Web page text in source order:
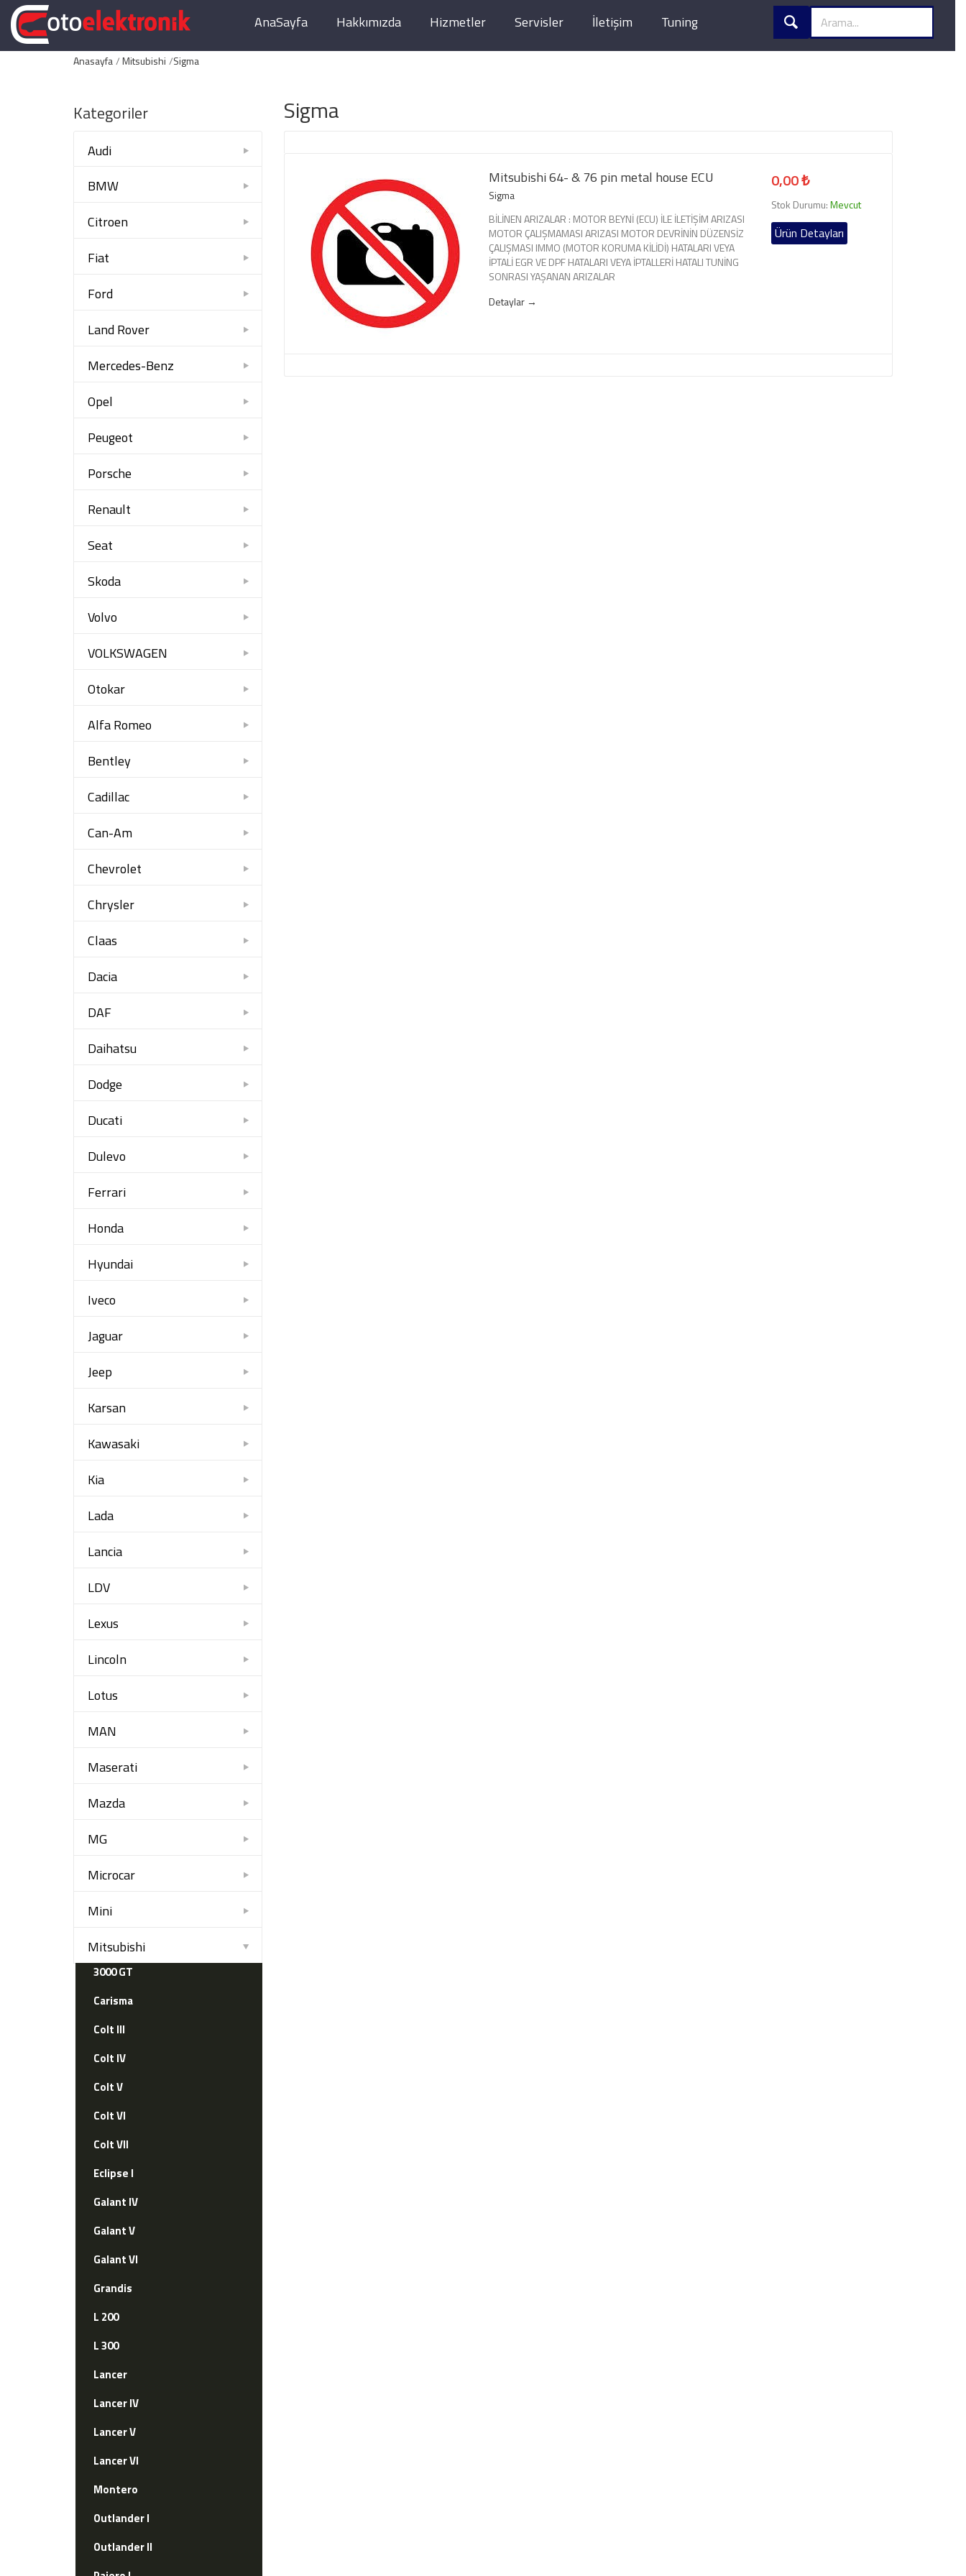
AnaSayfa Hakkımızda Hizmetler Servisler İletişim Tuning
Anasayfa Mitsubishi Sigma
Kategoriler
Audi
BMW
Citroen
Fiat
Ford
Land Rover
Mercedes-Benz
Opel
Peugeot
Porsche
Renault
Seat
Skoda
Volvo
VOLKSWAGEN
Otokar
Alfa Romeo
Bentley
Cadillac
Can-Am
Chevrolet
Chrysler
Claas
Dacia
DAF
Daihatsu
Dodge
Ducati
Dulevo
Ferrari
Honda
Hyundai
Iveco
Jaguar
Jeep
Karsan
Kawasaki
Kia
Lada
Lancia
LDV
Lexus
Lincoln
Lotus
MAN
Maserati
Mazda
MG
Microcar
Mini
Mitsubishi
3000 GT
Carisma
Colt III
Colt IV
Colt V
Colt VI
Colt VII
Eclipse I
Galant IV
Galant V
Galant VI
Grandis
L 200
L 300
Lancer
Lancer IV
Lancer V
Lancer VI
Montero
Outlander I
Outlander II
Sigma
Mitsubishi 64- & 76 pin metal house ECU
Sigma
BİLİNEN ARIZALAR : MOTOR BEYNİ (ECU) İLE İLETİŞİM ARIZASI
MOTOR ÇALIŞMAMASI ARIZASI MOTOR DEVRİNİN DÜZENSİZ
ÇALIŞMASI IMMO (MOTOR KORUMA KİLİDİ) HATALARI VEYA
İPTALİ EGR VE DPF HATALARI VEYA İPTALLERİ HATALI TUNİNG
SONRASI YAŞANAN ARIZALAR
Detaylar →
0,00 ₺
Stok Durumu:Mevcut
Ürün Detayları